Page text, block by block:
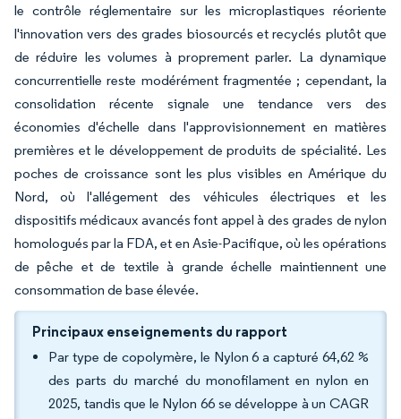
le contrôle réglementaire sur les microplastiques réoriente
l'innovation vers des grades biosourcés et recyclés plutôt que
de réduire les volumes à proprement parler. La dynamique
concurrentielle reste modérément fragmentée ; cependant, la
consolidation récente signale une tendance vers des
économies d'échelle dans l'approvisionnement en matières
premières et le développement de produits de spécialité. Les
poches de croissance sont les plus visibles en Amérique du
Nord, où l'allégement des véhicules électriques et les
dispositifs médicaux avancés font appel à des grades de nylon
homologués par la FDA, et en Asie-Pacifique, où les opérations
de pêche et de textile à grande échelle maintiennent une
consommation de base élevée.
Principaux enseignements du rapport
Par type de copolymère, le Nylon 6 a capturé 64,62 %
des parts du marché du monofilament en nylon en
2025, tandis que le Nylon 66 se développe à un CAGR